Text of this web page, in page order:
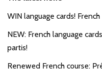
WIN language cards!
NEW: French language
partis!
Renewed French course: